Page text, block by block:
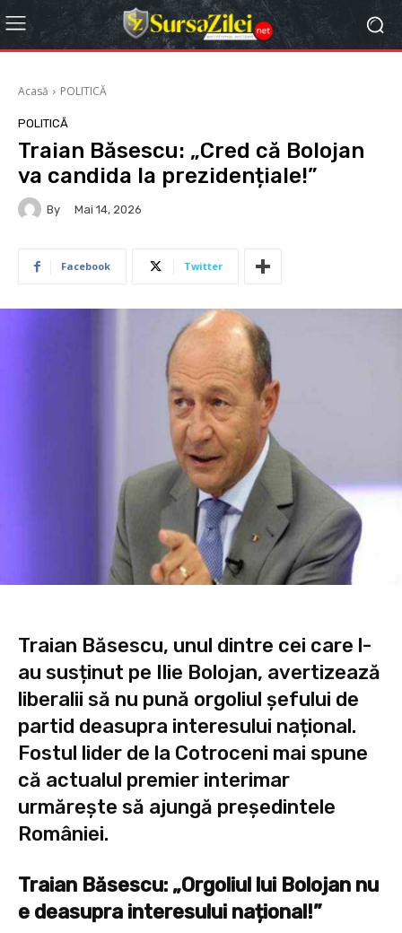
Acasă POLITICĂ
POLITICĂ
Traian Băsescu: „Cred că Bolojan
va candida la prezidențiale!”
By Mai 14, 2026
Facebook Twitter
Traian Băsescu, unul dintre cei care l-
au susținut pe Ilie Bolojan, avertizează
liberalii să nu pună orgoliul șefului de
partid deasupra interesului național.
Fostul lider de la Cotroceni mai spune
că actualul premier interimar
urmărește să ajungă președintele
României.
Traian Băsescu: „Orgoliul lui Bolojan nu
e deasupra interesului național!”